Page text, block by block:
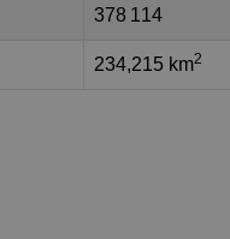
378 114
234,215 km2